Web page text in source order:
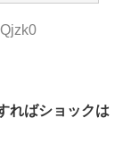
ればショックは